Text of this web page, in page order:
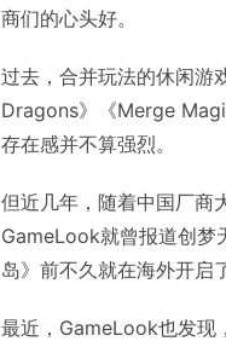
商们的心头好。
过去，合并玩法的休闲游
Dragons》《Merge
存在感并不算强烈。
但近几年，随着中国厂商
GameLook就曾报道创梦
岛》前不久就在海外开启
最近，GameLook也发现